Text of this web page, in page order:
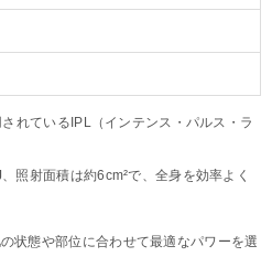
れているIPL（インテンス・パルス・ラ
照射面積は約6cm²で、全身を効率よく
状態や部位に合わせて最適なパワーを選